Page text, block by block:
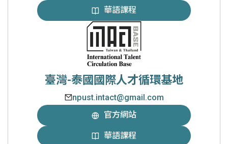
華語課程
臺灣-泰國國際人才循環基地
npust.intact@gmail.com
官方網站
華語課程